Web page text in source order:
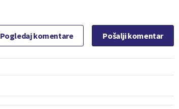
Pogledaj komentare Pošalji komentar